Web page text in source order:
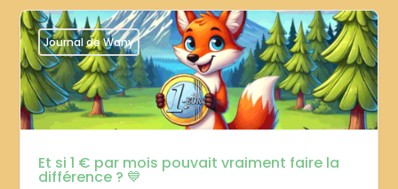
Journal de Wany
Et si 1 € par mois pouvait vraiment faire la
différence ? 💙